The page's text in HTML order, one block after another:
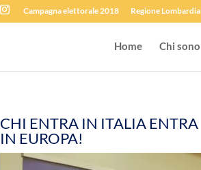
Campagna elettorale 2018 Regione Lombardia
Home Chi sono
CHI ENTRA IN ITALIA ENTRA
IN EUROPA!